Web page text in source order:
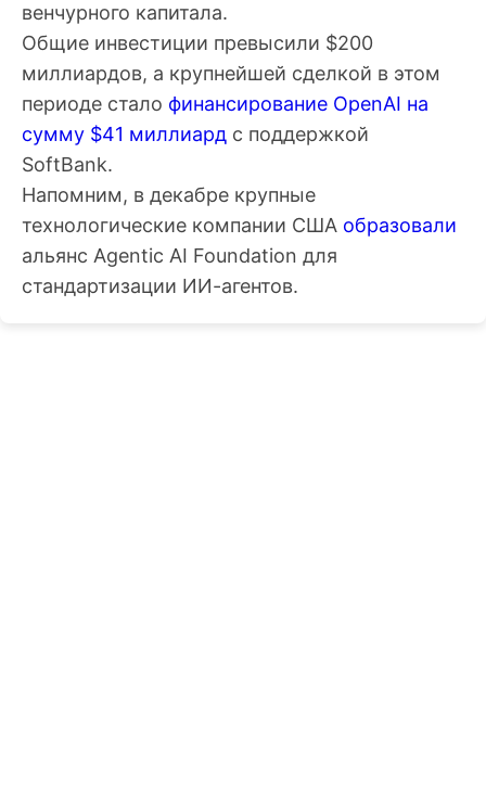
венчурного капитала.
Общие инвестиции превысили $200
миллиардов, а крупнейшей сделкой в этом
периоде стало финансирование OpenAI на
сумму $41 миллиард с поддержкой
SoftBank.
Напомним, в декабре крупные
технологические компании США образовали
альянс Agentic AI Foundation для
стандартизации ИИ-агентов.